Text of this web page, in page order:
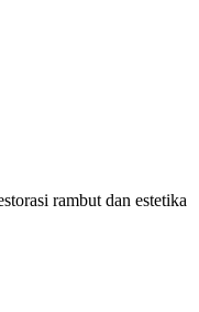
rambut dan estetika